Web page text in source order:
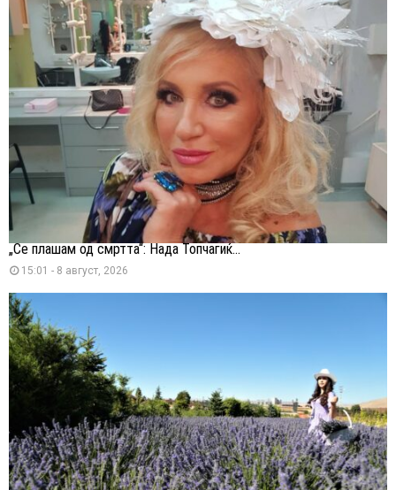
„Се плашам од смртта“: Нада Топчагиќ...
15:01 - 8 август, 2026